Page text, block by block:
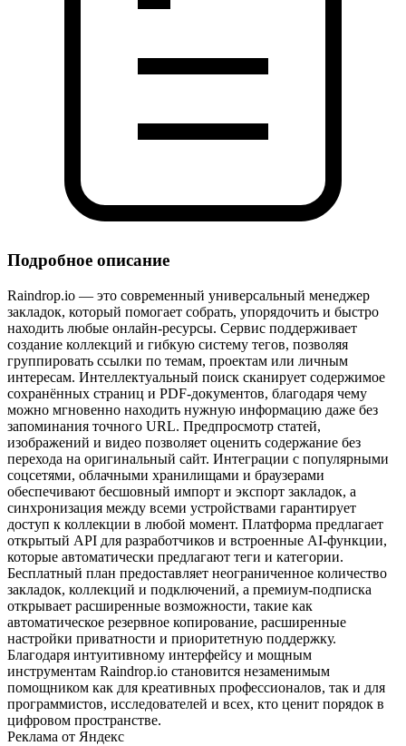
Подробное описание
Raindrop.io — это современный универсальный менеджер
закладок, который помогает собрать, упорядочить и быстро
находить любые онлайн‑ресурсы. Сервис поддерживает
создание коллекций и гибкую систему тегов, позволяя
группировать ссылки по темам, проектам или личным
интересам. Интеллектуальный поиск сканирует содержимое
сохранённых страниц и PDF‑документов, благодаря чему
можно мгновенно находить нужную информацию даже без
запоминания точного URL. Предпросмотр статей,
изображений и видео позволяет оценить содержание без
перехода на оригинальный сайт. Интеграции с популярными
соцсетями, облачными хранилищами и браузерами
обеспечивают бесшовный импорт и экспорт закладок, а
синхронизация между всеми устройствами гарантирует
доступ к коллекции в любой момент. Платформа предлагает
открытый API для разработчиков и встроенные AI‑функции,
которые автоматически предлагают теги и категории.
Бесплатный план предоставляет неограниченное количество
закладок, коллекций и подключений, а премиум‑подписка
открывает расширенные возможности, такие как
автоматическое резервное копирование, расширенные
настройки приватности и приоритетную поддержку.
Благодаря интуитивному интерфейсу и мощным
инструментам Raindrop.io становится незаменимым
помощником как для креативных профессионалов, так и для
программистов, исследователей и всех, кто ценит порядок в
цифровом пространстве.
Реклама от Яндекс